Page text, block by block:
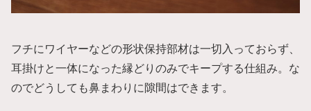
フチにワイヤーなどの形状保持部材は一切入っておらず、
耳掛けと一体になった縁どりのみでキープする仕組み。な
のでどうしても鼻まわりに隙間はできます。